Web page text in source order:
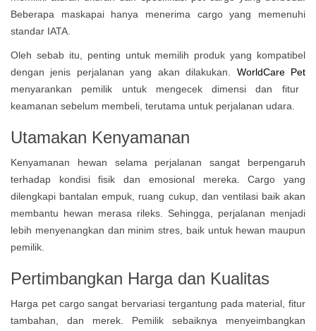
Beberapa maskapai hanya menerima cargo yang memenuhi
standar IATA.
Oleh sebab itu, penting untuk memilih produk yang kompatibel
dengan jenis perjalanan yang akan dilakukan.
WorldCare Pet
menyarankan pemilik untuk mengecek dimensi dan fitur
keamanan sebelum membeli, terutama untuk perjalanan udara.
Utamakan Kenyamanan
Kenyamanan hewan selama perjalanan sangat berpengaruh
terhadap kondisi fisik dan emosional mereka. Cargo yang
dilengkapi bantalan empuk, ruang cukup, dan ventilasi baik akan
membantu hewan merasa rileks. Sehingga, perjalanan menjadi
lebih menyenangkan dan minim stres, baik untuk hewan maupun
pemilik.
Pertimbangkan Harga dan Kualitas
Harga pet cargo sangat bervariasi tergantung pada material, fitur
tambahan, dan merek. Pemilik sebaiknya menyeimbangkan